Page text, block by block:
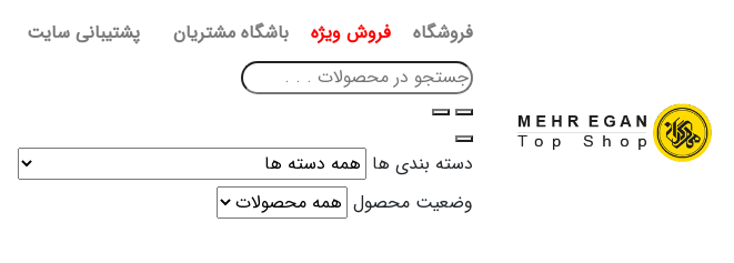
فروشگاه فروش ویژه باشگاه مشتریان پشتیبانی سایت
دسته بندی ها
وضعیت محصول